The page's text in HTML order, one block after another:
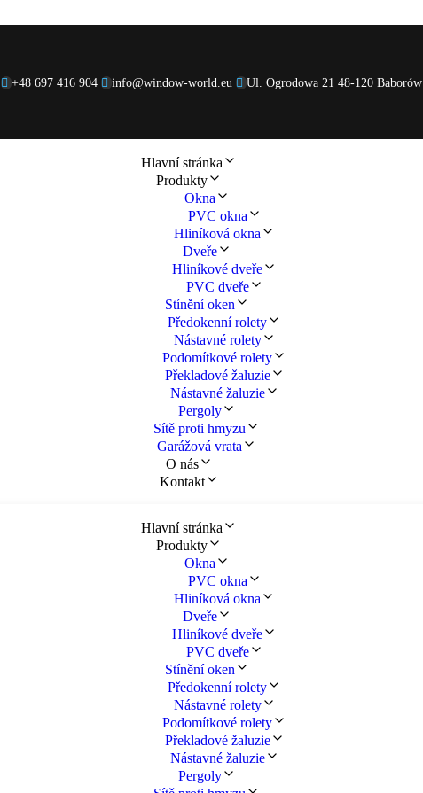
+48 697 416 904 info@window-world.eu Ul. Ogrodowa 21 48-120 Baborów
Hlavní stránka
Produkty
Okna
PVC okna
Hliníková okna
Dveře
Hliníkové dveře
PVC dveře
Stínění oken
Předokenní rolety
Nástavné rolety
Podomítkové rolety
Překladové žaluzie
Nástavné žaluzie
Pergoly
Sítě proti hmyzu
Garážová vrata
O nás
Kontakt
Hlavní stránka
Produkty
Okna
PVC okna
Hliníková okna
Dveře
Hliníkové dveře
PVC dveře
Stínění oken
Předokenní rolety
Nástavné rolety
Podomítkové rolety
Překladové žaluzie
Nástavné žaluzie
Pergoly